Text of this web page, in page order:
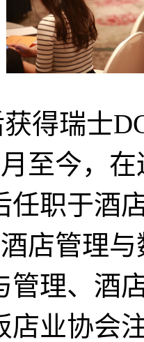
得瑞士
至今，
任职于酒
店管理
管理、酒
店业协会